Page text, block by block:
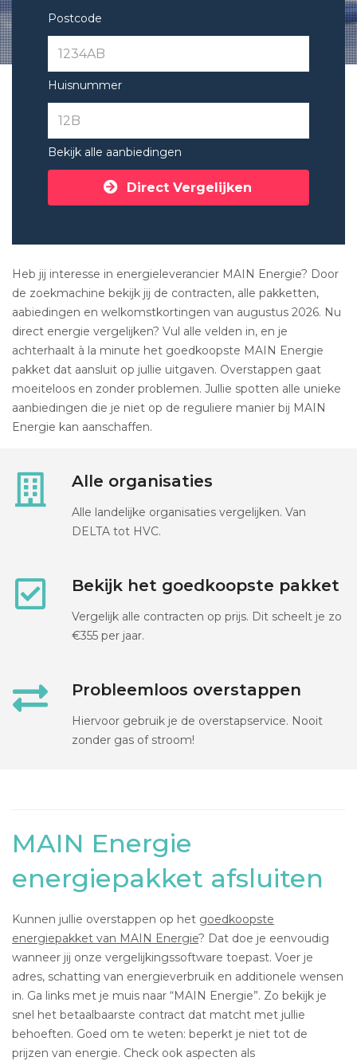
Postcode
Huisnummer
Bekijk alle aanbiedingen
Direct Vergelijken
Heb jij interesse in energieleverancier MAIN Energie? Door
de zoekmachine bekijk jij de contracten, alle pakketten,
aabiedingen en welkomstkortingen van augustus 2026. Nu
direct energie vergelijken? Vul alle velden in, en je
achterhaalt à la minute het goedkoopste MAIN Energie
pakket dat aansluit op jullie uitgaven. Overstappen gaat
moeiteloos en zonder problemen. Jullie spotten alle unieke
aanbiedingen die je niet op de reguliere manier bij MAIN
Energie kan aanschaffen.
Alle organisaties
Alle landelijke organisaties vergelijken. Van
DELTA tot HVC.
Bekijk het goedkoopste pakket
Vergelijk alle contracten op prijs. Dit scheelt je zo
€355 per jaar.
Probleemloos overstappen
Hiervoor gebruik je de overstapservice. Nooit
zonder gas of stroom!
MAIN Energie
energiepakket afsluiten
Kunnen jullie overstappen op het goedkoopste
energiepakket van MAIN Energie? Dat doe je eenvoudig
wanneer jij onze vergelijkingssoftware toepast. Voer je
adres, schatting van energieverbruik en additionele wensen
in. Ga links met je muis naar “MAIN Energie”. Zo bekijk je
snel het betaalbaarste contract dat matcht met jullie
behoeften. Goed om te weten: beperkt je niet tot de
prijzen van energie. Check ook aspecten als